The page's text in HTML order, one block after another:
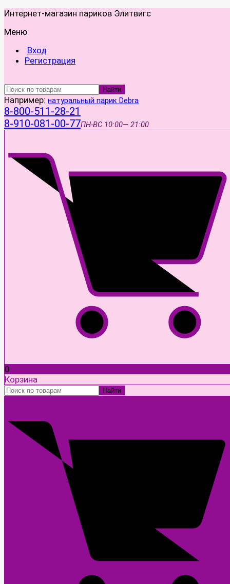
Интернет-магазин париков Элитвигс
Меню
Вход
Регистрация
Найти
Например: натуральный парик Debra
8-800-511-28-21
8-910-081-00-77ПН-ВС 10:00— 21:00
0
Корзина
Найти